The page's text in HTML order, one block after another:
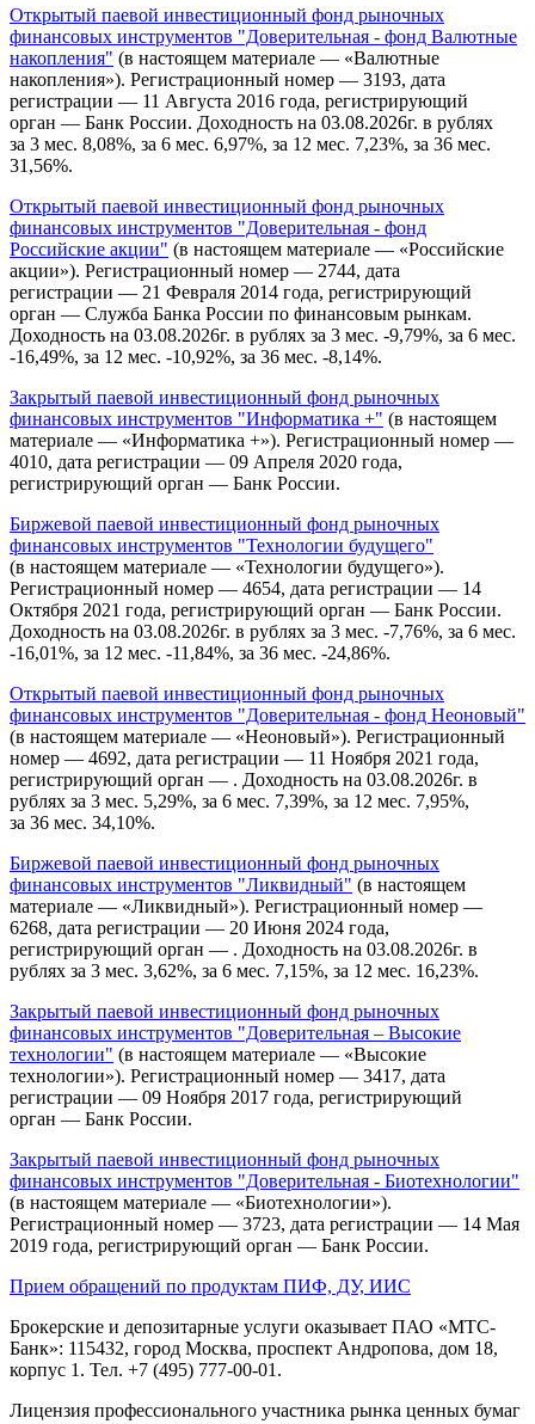
Открытый паевой инвестиционный фонд рыночных
финансовых инструментов "Доверительная - фонд Валютные
накопления" (в настоящем материале — «Валютные
накопления»). Регистрационный номер — 3193, дата
регистрации — 11 Августа 2016 года, регистрирующий
орган — Банк России. Доходность на 03.08.2026г. в рублях
за 3 мес. 8,08%, за 6 мес. 6,97%, за 12 мес. 7,23%, за 36 мес.
31,56%.
Открытый паевой инвестиционный фонд рыночных
финансовых инструментов "Доверительная - фонд
Российские акции" (в настоящем материале — «Российские
акции»). Регистрационный номер — 2744, дата
регистрации — 21 Февраля 2014 года, регистрирующий
орган — Служба Банка России по финансовым рынкам.
Доходность на 03.08.2026г. в рублях за 3 мес. -9,79%, за 6 мес.
-16,49%, за 12 мес. -10,92%, за 36 мес. -8,14%.
Закрытый паевой инвестиционный фонд рыночных
финансовых инструментов "Информатика +" (в настоящем
материале — «Информатика +»). Регистрационный номер —
4010, дата регистрации — 09 Апреля 2020 года,
регистрирующий орган — Банк России.
Биржевой паевой инвестиционный фонд рыночных
финансовых инструментов "Технологии будущего"
(в настоящем материале — «Технологии будущего»).
Регистрационный номер — 4654, дата регистрации — 14
Октября 2021 года, регистрирующий орган — Банк России.
Доходность на 03.08.2026г. в рублях за 3 мес. -7,76%, за 6 мес.
-16,01%, за 12 мес. -11,84%, за 36 мес. -24,86%.
Открытый паевой инвестиционный фонд рыночных
финансовых инструментов "Доверительная - фонд Неоновый"
(в настоящем материале — «Неоновый»). Регистрационный
номер — 4692, дата регистрации — 11 Ноября 2021 года,
регистрирующий орган — . Доходность на 03.08.2026г. в
рублях за 3 мес. 5,29%, за 6 мес. 7,39%, за 12 мес. 7,95%,
за 36 мес. 34,10%.
Биржевой паевой инвестиционный фонд рыночных
финансовых инструментов "Ликвидный" (в настоящем
материале — «Ликвидный»). Регистрационный номер —
6268, дата регистрации — 20 Июня 2024 года,
регистрирующий орган — . Доходность на 03.08.2026г. в
рублях за 3 мес. 3,62%, за 6 мес. 7,15%, за 12 мес. 16,23%.
Закрытый паевой инвестиционный фонд рыночных
финансовых инструментов "Доверительная – Высокие
технологии" (в настоящем материале — «Высокие
технологии»). Регистрационный номер — 3417, дата
регистрации — 09 Ноября 2017 года, регистрирующий
орган — Банк России.
Закрытый паевой инвестиционный фонд рыночных
финансовых инструментов "Доверительная - Биотехнологии"
(в настоящем материале — «Биотехнологии»).
Регистрационный номер — 3723, дата регистрации — 14 Мая
2019 года, регистрирующий орган — Банк России.
Прием обращений по продуктам ПИФ, ДУ, ИИС
Брокерские и депозитарные услуги оказывает ПАО «МТС-
Банк»: 115432, город Москва, проспект Андропова, дом 18,
корпус 1. Тел. +7 (495) 777-00-01.
Лицензия профессионального участника рынка ценных бумаг